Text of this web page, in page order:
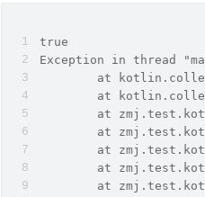
true
Exception in thread
at
at
at
at
at
at
at